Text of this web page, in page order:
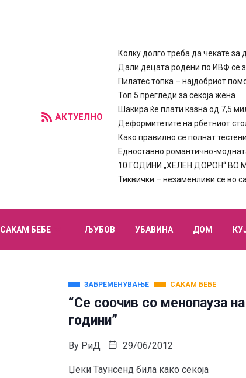
АКТУЕЛНО
Колку долго треба да чекате за
Дали децата родени по ИВФ се
Пилатес топка – најдобриот
Топ 5 прегледи за секоја жена
Шакира ќе плати казна од 7,5
Деформитетите на рбетниот
Како правилно се полнат
Едноставно романтично-
10 ГОДИНИ „ХЕЛЕН ДОРОН“ ВО
Тиквички – незаменливи се во
САКАМ БЕБЕ ЉУБОВ УБАВИНА ДОМ
ЗАБРЕМЕНУВАЊЕ САКАМ БЕБЕ
“Се соочив со менопауза
години”
By РиД 29/06/2012
Џеки Таунсенд била како секоја